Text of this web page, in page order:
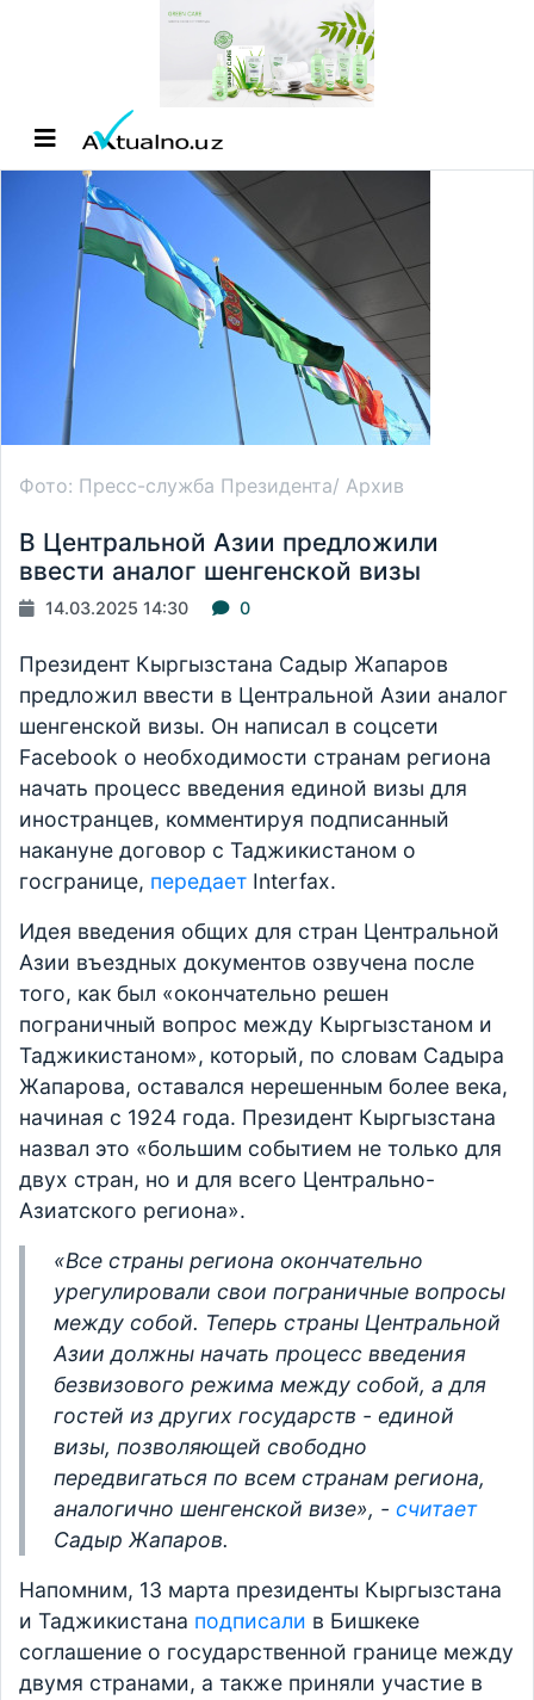
Фото: Пресс-служба Президента/ Архив
В Центральной Азии предложили
ввести аналог шенгенской визы
14.03.2025 14:30 0
Президент Кыргызстана Садыр Жапаров
предложил ввести в Центральной Азии аналог
шенгенской визы. Он написал в соцсети
Facebook о необходимости странам региона
начать процесс введения единой визы для
иностранцев, комментируя подписанный
накануне договор с Таджикистаном о
госгранице, передает Interfax.
Идея введения общих для стран Центральной
Азии въездных документов озвучена после
того, как был «окончательно решен
пограничный вопрос между Кыргызстаном и
Таджикистаном», который, по словам Садыра
Жапарова, оставался нерешенным более века,
начиная с 1924 года. Президент Кыргызстана
назвал это «большим событием не только для
двух стран, но и для всего Центрально-
Азиатского региона».
«Все страны региона окончательно
урегулировали свои пограничные вопросы
между собой. Теперь страны Центральной
Азии должны начать процесс введения
безвизового режима между собой, а для
гостей из других государств - единой
визы, позволяющей свободно
передвигаться по всем странам региона,
аналогично шенгенской визе», - считает
Садыр Жапаров.
Напомним, 13 марта президенты Кыргызстана
и Таджикистана подписали в Бишкеке
соглашение о государственной границе между
двумя странами, а также приняли участие в